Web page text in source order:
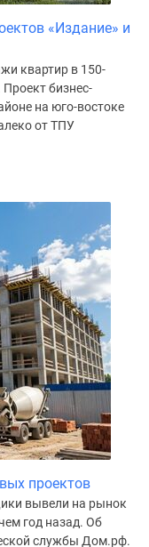
«Издание» и
квартир в 150-
бизнес-
на юго-востоке
от ТПУ
проектов
вывели на рынок
год назад. Об
службы Дом.рф.